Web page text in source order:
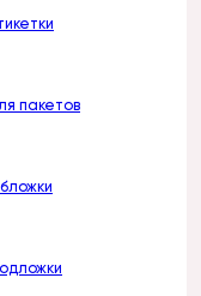
пакетов